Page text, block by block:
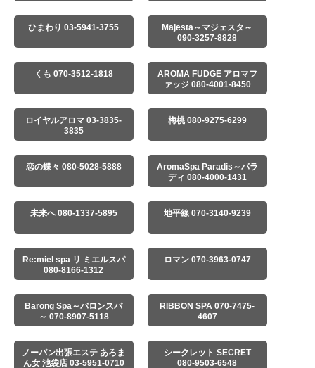
ひまわり 03-5941-3755
Majesta～マジェスタ～
090-3257-8828
くも 070-3512-1818
AROMA FUDGE アロマフ
ァッジ 080-4001-8450
ロイヤルアロマ 03-3835-
3835
梅桃 080-9275-6299
恋の蝶々 080-5028-5888
AromaSpa Paradis～パラ
ディ 080-4000-1431
未来へ 080-1337-5895 地平線 070-3140-9239
Re:miel spa リ ミエルスパ
080-8166-1312
ロマン 070-3963-0747
Barong Spa～バロンスパ
～ 070-8907-5118
RIBBON SPA 070-7475-
4607
ノーパン出張エステ あろま
ん女 池袋店 03-5951-0710
シークレット SECRET
080-9503-6548